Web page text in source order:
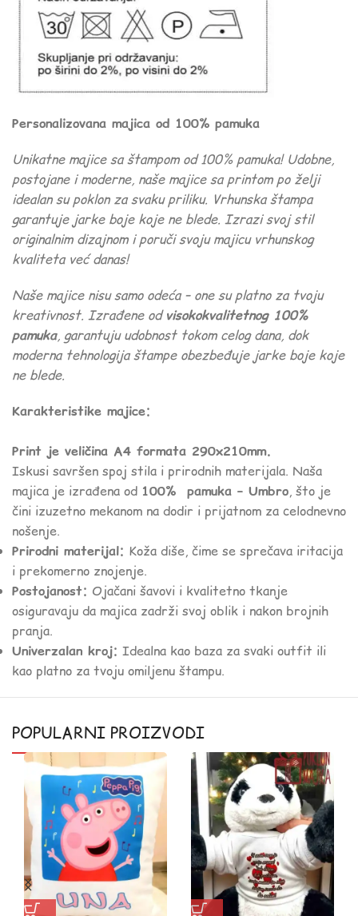
Personalizovana majica od 100% pamuka
Unikatne majice sa štampom od 100% pamuka! Udobne,
postojane i moderne, naše majice sa printom po želji
idealan su poklon za svaku priliku. Vrhunska štampa
garantuje jarke boje koje ne blede. Izrazi svoj stil
originalnim dizajnom i poruči svoju majicu vrhunskog
kvaliteta već danas!
Naše majice nisu samo odeća – one su platno za tvoju
kreativnost. Izrađene odvisokokvalitetnog 100%
pamuka, garantuju udobnost tokom celog dana, dok
moderna tehnologija štampe obezbeđuje jarke boje koje
ne blede.
Karakteristike majice:
Print je veličina A4 formata 290x210mm.
Iskusi savršen spoj stila i prirodnih materijala. Naša
majica je izrađena od 100% pamuka – Umbro, što je
čini izuzetno mekanom na dodir i prijatnom za celodnevno
nošenje.
Prirodni materijal: Koža diše, čime se sprečava iritacija
i prekomerno znojenje.
Postojanost: Ojačani šavovi i kvalitetno tkanje
osiguravaju da majica zadrži svoj oblik i nakon brojnih
pranja.
Univerzalan kroj: Idealna kao baza za svaki outfit ili
kao platno za tvoju omiljenu štampu.
POPULARNI PROIZVODI